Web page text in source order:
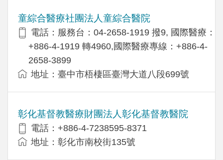
童綜合醫療社團法人童綜合醫院
電話：服務台：04-2658-1919 撥9, 國際醫療：
+886-4-1919 轉4960,國際醫療專線：+886-4-
2658-3899
地址：臺中市梧棲區臺灣大道八段699號
彰化基督教醫療財團法人彰化基督教醫院
電話：+886-4-7238595-8371
地址：彰化市南校街135號